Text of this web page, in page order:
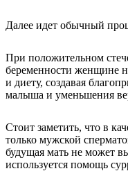
Далее идет обычный
При положительном
беременности женщине
и диету, создавая
малыша и уменьшения
Стоит заметить, что в
только мужской
будущая мать не может
используется помощь